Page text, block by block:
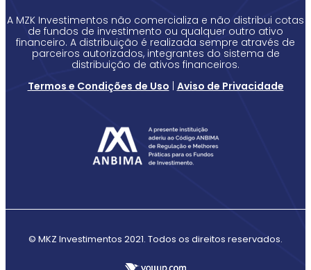
A MZK Investimentos não comercializa e não distribui cotas
de fundos de investimento ou qualquer outro ativo
financeiro. A distribuição é realizada sempre através de
parceiros autorizados, integrantes do sistema de
distribuição de ativos financeiros.
Termos e Condições de Uso Aviso de Privacidade
© MKZ Investimentos 2021. Todos os direitos reservados.